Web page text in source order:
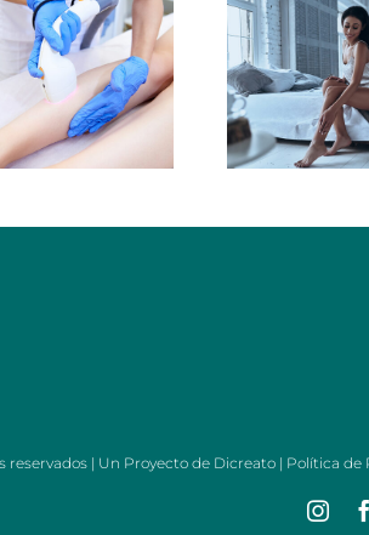
reservados | Un Proyecto de Dicreato | Política de